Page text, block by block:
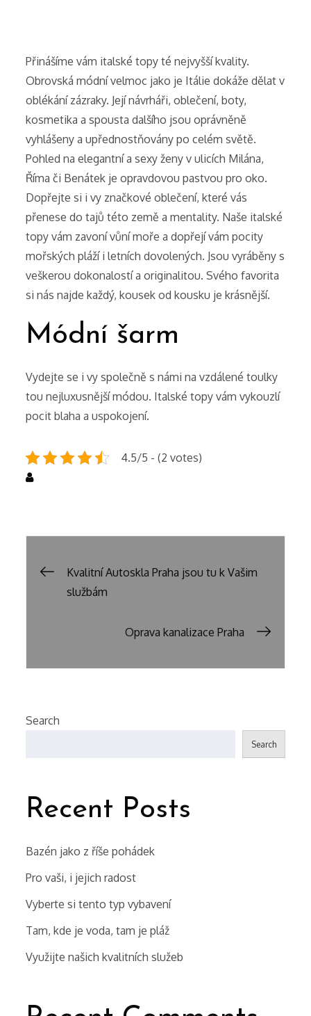
Přinášíme vám italské topy té nejvyšší kvality.
Obrovská módní velmoc jako je Itálie dokáže dělat v
oblékání zázraky. Její návrháři, oblečení, boty,
kosmetika a spousta dalšího jsou oprávněně
vyhlášeny a upřednostňovány po celém světě.
Pohled na elegantní a sexy ženy v ulicích Milána,
Říma či Benátek je opravdovou pastvou pro oko.
Dopřejte si i vy značkové oblečení, které vás
přenese do tajů této země a mentality. Naše italské
topy vám zavoní vůní moře a dopřejí vám pocity
mořských pláží i letních dovolených. Jsou vyráběny s
veškerou dokonalostí a originalitou. Svého favorita
si nás najde každý, kousek od kousku je krásnější.
Módní šarm
Vydejte se i vy společně s námi na vzdálené toulky
tou nejluxusnější módou. Italské topy vám vykouzlí
pocit blaha a uspokojení.
4.5/5 - (2 votes)
PostKvalitní Autoskla Praha jsou tu k Vašim
službám
Oprava kanalizace Praha
Search
Search
Recent Posts
Bazén jako z říše pohádek
Pro vaši, i jejich radost
Vyberte si tento typ vybavení
Tam, kde je voda, tam je pláž
Využijte našich kvalitních služeb